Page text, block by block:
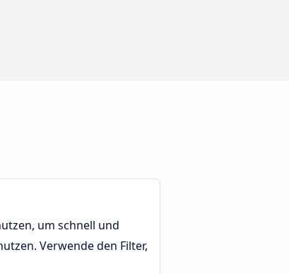
um schnell und
Verwende den Filter,